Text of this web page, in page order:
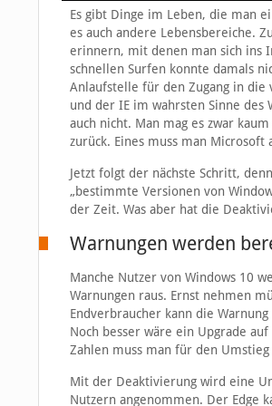
Es gibt Dinge im Leben, die man
es auch andere Lebensbereiche.
erinnern, mit denen man sich ins
schnellen Surfen konnte damals
Anlaufstelle für den Zugang in
und der IE im wahrsten Sinne
auch nicht. Man mag es zwar
zurück. Eines muss man
Jetzt folgt der nächste Schritt,
„bestimmte Versionen von
der Zeit. Was aber hat die
Warnungen werden
Manche Nutzer von Windows 10
Warnungen raus. Ernst nehmen
Endverbraucher kann die
Noch besser wäre ein Upgrade
Zahlen muss man für den Umstieg
Mit der Deaktivierung wird eine
Nutzern angenommen. Der Edge